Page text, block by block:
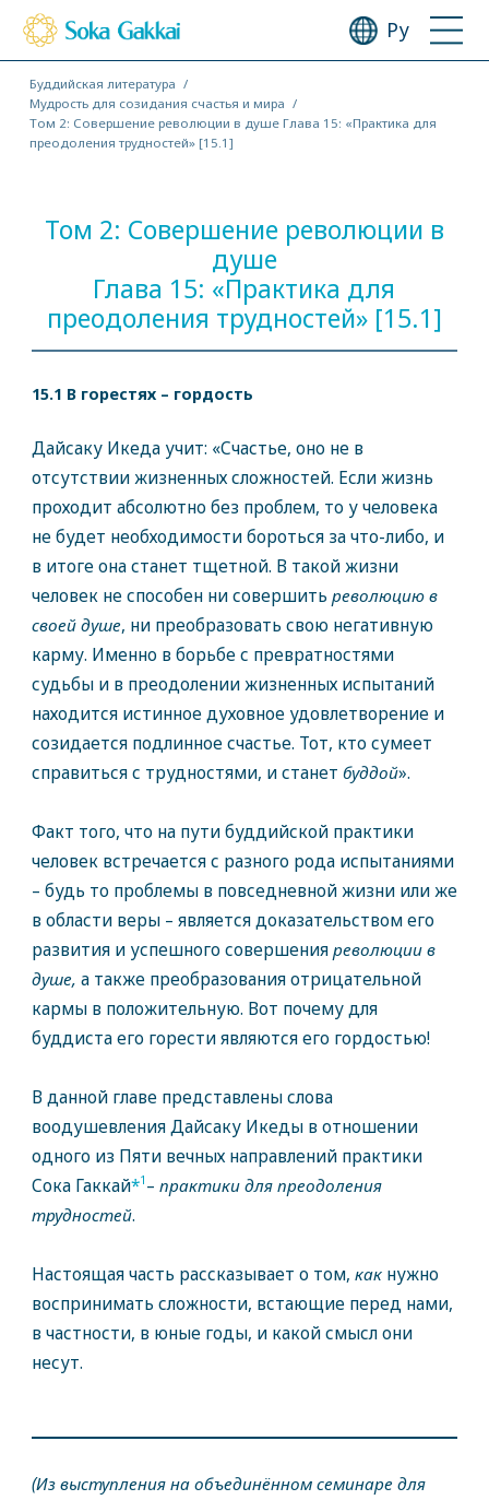
Ру
Буддийская литература
Мудрость для созидания счастья и мира
Том 2: Совершение революции в душе Глава 15: «Практика для
преодоления трудностей» [15.1]
Том 2: Совершение революции в
душе
Глава 15: «Практика для
преодоления трудностей» [15.1]
15.1 В горестях – гордость
Дайсаку Икеда учит: «Счастье, оно не в
отсутствии жизненных сложностей. Если жизнь
проходит абсолютно без проблем, то у человека
не будет необходимости бороться за что-либо, и
в итоге она станет тщетной. В такой жизни
человек не способен ни совершить революцию в
своей душе, ни преобразовать свою негативную
карму. Именно в борьбе с превратностями
судьбы и в преодолении жизненных испытаний
находится истинное духовное удовлетворение и
созидается подлинное счастье. Тот, кто сумеет
справиться с трудностями, и станет буддой».
Факт того, что на пути буддийской практики
человек встречается с разного рода испытаниями
– будь то проблемы в повседневной жизни или же
в области веры – является доказательством его
развития и успешного совершенияреволюции в
душе, а также преобразования отрицательной
кармы в положительную. Вот почему для
буддиста его горести являются его гордостью!
В данной главе представлены слова
воодушевления Дайсаку Икеды в отношении
одного из Пяти вечных направлений практики
Сока Гаккай*1 – практики для преодоления
трудностей.
Настоящая часть рассказывает о том, какнужно
воспринимать сложности, встающие перед нами,
в частности, в юные годы, и какой смысл они
несут.
(Из выступления на объединённом семинаре для